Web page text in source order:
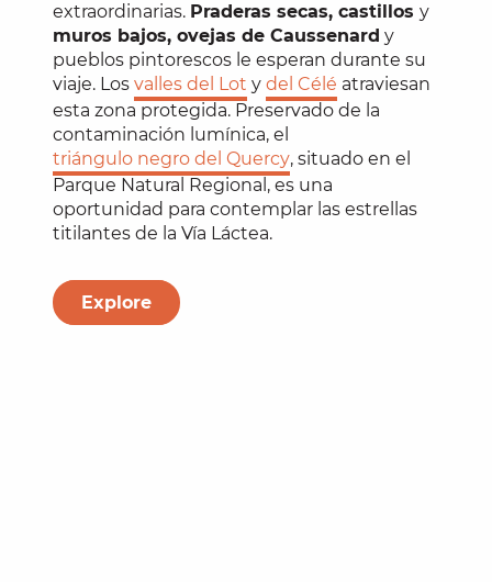
extraordinarias. Praderas secas, castillos y
muros bajos, ovejas de Caussenard y
pueblos pintorescos le esperan durante su
viaje. Los valles del Lot y del Célé atraviesan
esta zona protegida. Preservado de la
contaminación lumínica, el
triángulo negro del Quercy, situado en el
Parque Natural Regional, es una
oportunidad para contemplar las estrellas
titilantes de la Vía Láctea.
Explore